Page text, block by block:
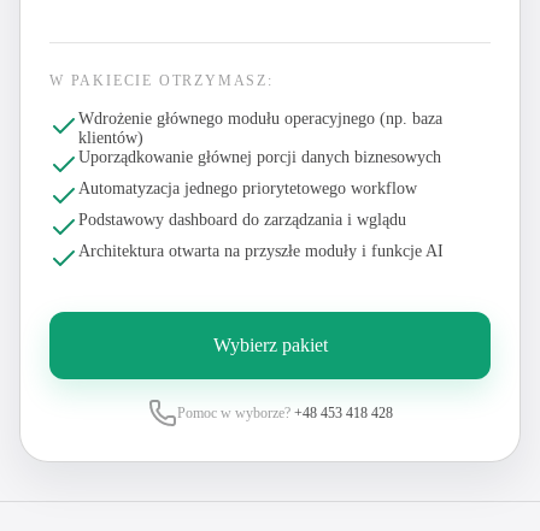
W PAKIECIE OTRZYMASZ:
Wdrożenie głównego modułu operacyjnego (np. baza
klientów)
Uporządkowanie głównej porcji danych biznesowych
Automatyzacja jednego priorytetowego workflow
Podstawowy dashboard do zarządzania i wglądu
Architektura otwarta na przyszłe moduły i funkcje AI
Wybierz pakiet
Pomoc w wyborze? +48 453 418 428